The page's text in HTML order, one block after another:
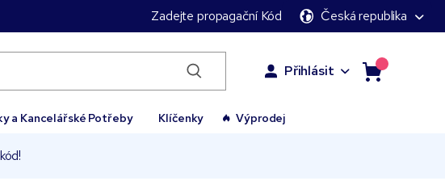
Zadejte propagační Kód Česká republika
Přihlásit
a Kancelářské Potřeby Klíčenky Výprodej